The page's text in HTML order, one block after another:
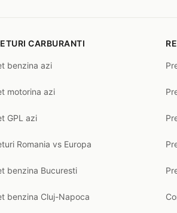
CARBURANTI
benzina azi
motorina azi
GPL azi
Romania vs Europa
benzina Bucuresti
benzina Cluj-Napoca